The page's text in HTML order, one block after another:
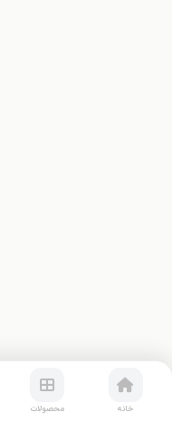
خانه محصولات